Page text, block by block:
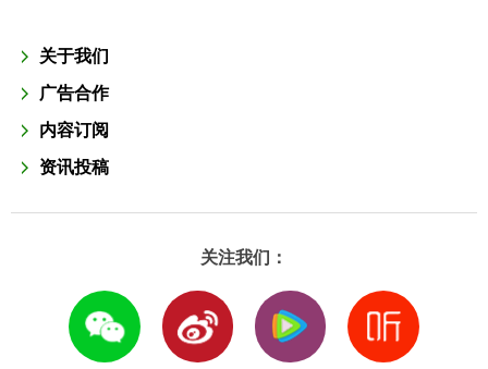
关于我们
广告合作
内容订阅
资讯投稿
关注我们：